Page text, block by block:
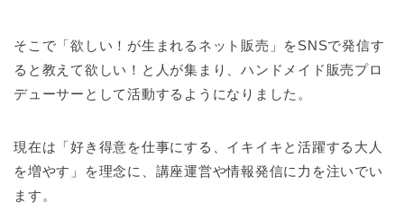
そこで「欲しい！が生まれるネット販売」をSNSで発信す
ると教えて欲しい！と人が集まり、ハンドメイド販売プロ
デューサーとして活動するようになりました。
現在は「好き得意を仕事にする、イキイキと活躍する大人
を増やす」を理念に、講座運営や情報発信に力を注いでい
ます。